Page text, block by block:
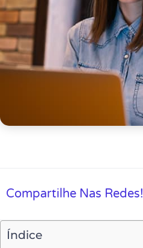
Compartilhe Nas Redes!
Índice